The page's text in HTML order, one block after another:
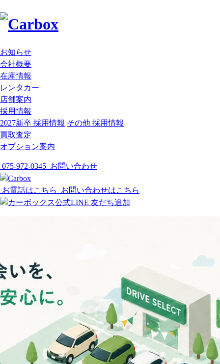
お知らせ
会社概要
在庫情報
レンタカー
店舗案内
採用情報
2027新卒 採用情報 その他 採用情報
買取査定
オプション案内
075-972-0345 お問い合わせ
お電話はこちら お問い合わせはこちら